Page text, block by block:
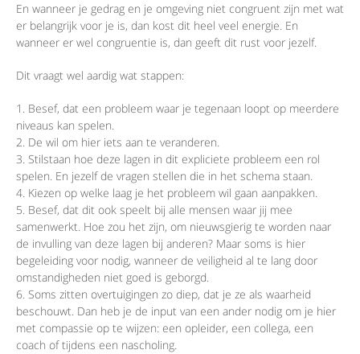
En wanneer je gedrag en je omgeving niet congruent zijn met wat
er belangrijk voor je is, dan kost dit heel veel energie. En
wanneer er wel congruentie is, dan geeft dit rust voor jezelf.
Dit vraagt wel aardig wat stappen:
Besef, dat een probleem waar je tegenaan loopt op meerdere
niveaus kan spelen.
De wil om hier iets aan te veranderen.
Stilstaan hoe deze lagen in dit expliciete probleem een rol
spelen. En jezelf de vragen stellen die in het schema staan.
Kiezen op welke laag je het probleem wil gaan aanpakken.
Besef, dat dit ook speelt bij alle mensen waar jij mee
samenwerkt. Hoe zou het zijn, om nieuwsgierig te worden naar
de invulling van deze lagen bij anderen? Maar soms is hier
begeleiding voor nodig, wanneer de veiligheid al te lang door
omstandigheden niet goed is geborgd.
Soms zitten overtuigingen zo diep, dat je ze als waarheid
beschouwt. Dan heb je de input van een ander nodig om je hier
met compassie op te wijzen: een opleider, een collega, een
coach of tijdens een nascholing.